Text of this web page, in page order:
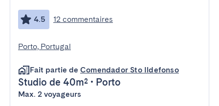
4.5 12 commentaires
Porto, Portugal
Fait partie de Comendador Sto Ildefonso
Studio de 40m² • Porto
Max. 2 voyageurs